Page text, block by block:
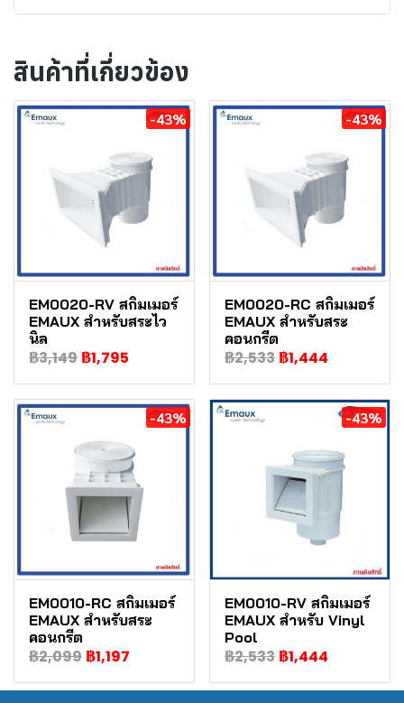
สินค้าที่เกี่ยวข้อง
-43%
EM0020-RV สกิมเมอร์
EMAUX สำหรับสระไว
นิล
฿3,149 ฿1,795
-43%
EM0020-RC สกิมเมอร์
EMAUX สำหรับสระ
คอนกรีต
฿2,533 ฿1,444
-43%
EM0010-RC สกิมเมอร์
EMAUX สำหรับสระ
คอนกรีต
฿2,099 ฿1,197
-43%
EM0010-RV สกิมเมอร์
EMAUX สำหรับ Vinyl
Pool
฿2,533 ฿1,444